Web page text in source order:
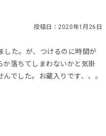
投稿日：2020年1月26日
した。が、つけるのに時間が
か落ちてしまわないかと気掛
でした。お蔵入りです、、。